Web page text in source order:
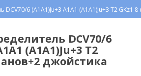
DCV70/6 (A1A1)Ju+3 A1A1 (A1A1)Ju+3 T2 GKz1
DCV70/6
(A1A1)Ju+3 T2
джойстика